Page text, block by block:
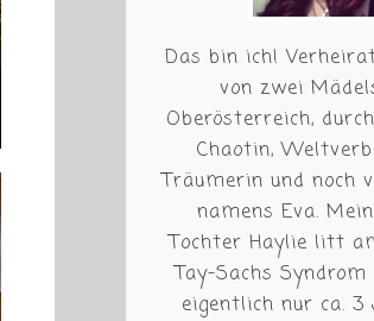
Das bin ich!
von zwei
Oberösterreich,
Chaotin,
Träumerin und noch
namens Eva.
Tochter Haylie litt
Tay-Sachs
eigentlich nur ca.